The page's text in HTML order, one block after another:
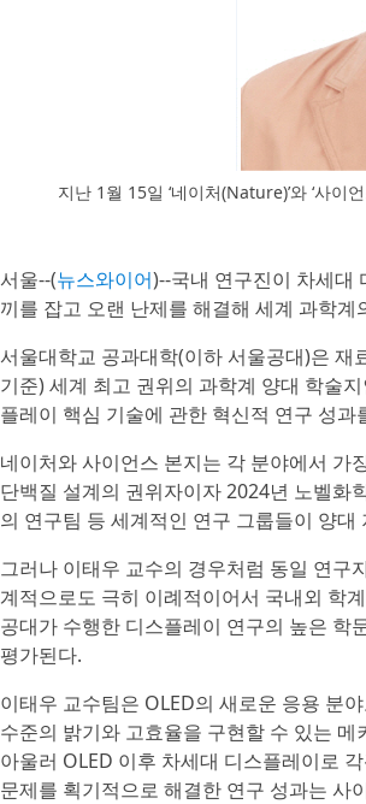
지난 1월 15일 ‘네이처(Nature)’와 ‘사
서울--(뉴스와이어)--국내 연구진이 차세대
끼를 잡고 오랜 난제를 해결해 세계 과학계
서울대학교 공과대학(이하 서울공대)은
기준) 세계 최고 권위의 과학계 양대 학술
플레이 핵심 기술에 관한 혁신적 연구 성
네이처와 사이언스 본지는 각 분야에서 가
단백질 설계의 권위자이자 2024년 노벨
의 연구팀 등 세계적인 연구 그룹들이 양
그러나 이태우 교수의 경우처럼 동일 연구
계적으로도 극히 이례적이어서 국내외 학
공대가 수행한 디스플레이 연구의 높은 학
평가된다.
이태우 교수팀은 OLED의 새로운 응용 분
수준의 밝기와 고효율을 구현할 수 있는
아울러 OLED 이후 차세대 디스플레이로
문제를 획기적으로 해결한 연구 성과는 사